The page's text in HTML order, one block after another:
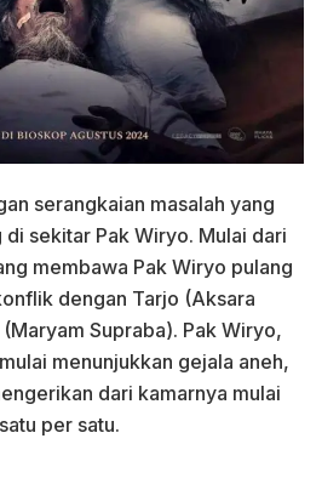
serangkaian masalah yang
sekitar Pak Wiryo. Mulai dari
membawa Pak Wiryo pulang
dengan Tarjo (Aksara
Supraba). Pak Wiryo,
menunjukkan gejala aneh,
dari kamarnya mulai
per satu.